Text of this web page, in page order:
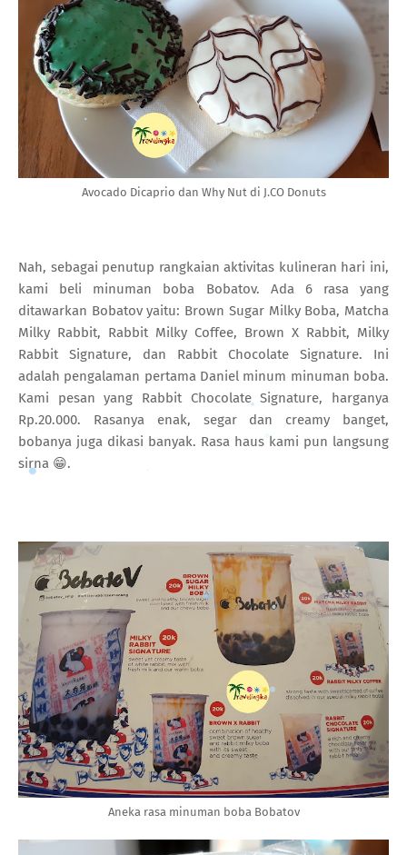
Avocado Dicaprio dan Why Nut di J.CO Donuts
Nah, sebagai penutup rangkaian aktivitas kulineran hari ini,
kami beli minuman boba Bobatov. Ada 6 rasa yang
ditawarkan Bobatov yaitu: Brown Sugar Milky Boba, Matcha
Milky Rabbit, Rabbit Milky Coffee, Brown X Rabbit, Milky
Rabbit Signature, dan Rabbit Chocolate Signature. Ini
adalah pengalaman pertama Daniel minum minuman boba.
Kami pesan yang Rabbit Chocolate Signature, harganya
Rp.20.000. Rasanya enak, segar dan creamy banget,
bobanya juga dikasi banyak. Rasa haus kami pun langsung
sirna 😁.
Aneka rasa minuman boba Bobatov